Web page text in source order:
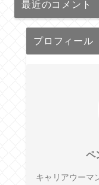
最近のコメント
プロフィール
ペ
キャリアウーマ